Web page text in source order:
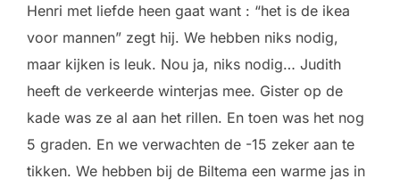
Henri met liefde heen gaat want : “het is de ikea
voor mannen” zegt hij. We hebben niks nodig,
maar kijken is leuk. Nou ja, niks nodig… Judith
heeft de verkeerde winterjas mee. Gister op de
kade was ze al aan het rillen. En toen was het nog
5 graden. En we verwachten de -15 zeker aan te
tikken. We hebben bij de Biltema een warme jas in